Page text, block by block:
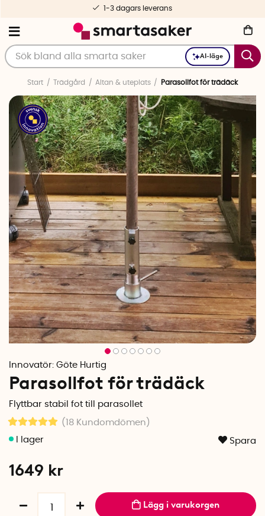
AI-läge
1-3 dagars leverans
Start Trädgård Altan & uteplats Parasollfot för trädäck
Innovatör: Göte Hurtig
Parasollfot för trädäck
Flyttbar stabil fot till parasollet
(18 Kundomdömen )
Spara
1649 kr
Lägg i varukorgen